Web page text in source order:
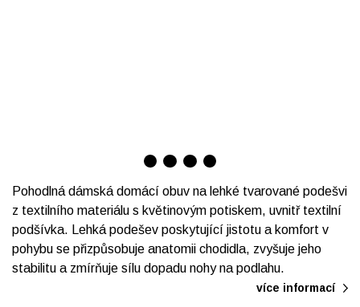
Pohodlná dámská domácí obuv na lehké tvarované podešvi
z textilního materiálu s květinovým potiskem, uvnitř textilní
podšívka. Lehká podešev poskytující jistotu a komfort v
pohybu se přizpůsobuje anatomii chodidla, zvyšuje jeho
stabilitu a zmírňuje sílu dopadu nohy na podlahu.
více informací